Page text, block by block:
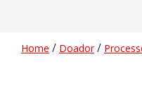
Home / Doador/